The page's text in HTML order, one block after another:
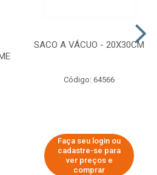
SACO A VÁCUO - 20X30CM
Código: 64566
Faça seu login ou
cadastre-se para
ver preços e
comprar